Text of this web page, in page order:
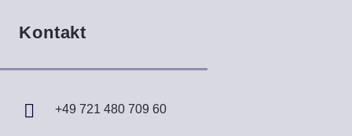
Kontakt
+49 721 480 709 60